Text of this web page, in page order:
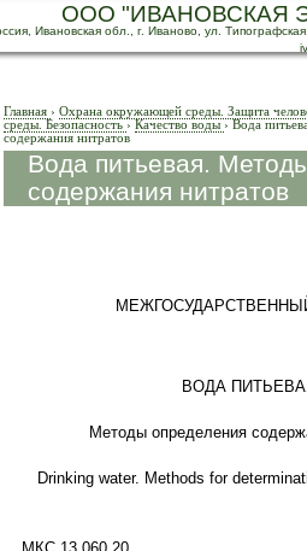
ООО "ИВАНОВСКАЯ
Ивановская обл., г. Иваново, ул.
Главная › Охрана окружающей среды. Защита
среды. Безопасность › Качество воды › Вода
содержания нитратов
Вода питьевая.
содержания нитратов
ВОДА
Методы определения
Drinking water. Methods for